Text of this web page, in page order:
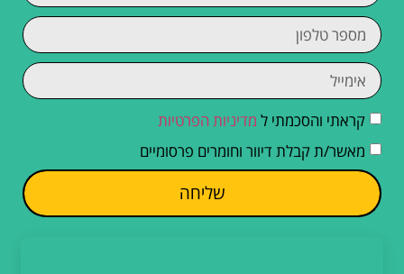
קראתי והסכמתי ל מדיניות הפרטיות
מאשר/ת קבלת דיוור וחומרים פרסומיים
שליחה